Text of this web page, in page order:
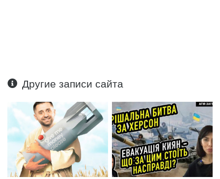
Другие записи сайта